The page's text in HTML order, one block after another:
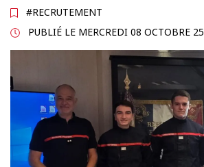
#RECRUTEMENT
PUBLIÉ LE MERCREDI 08 OCTOBRE 25